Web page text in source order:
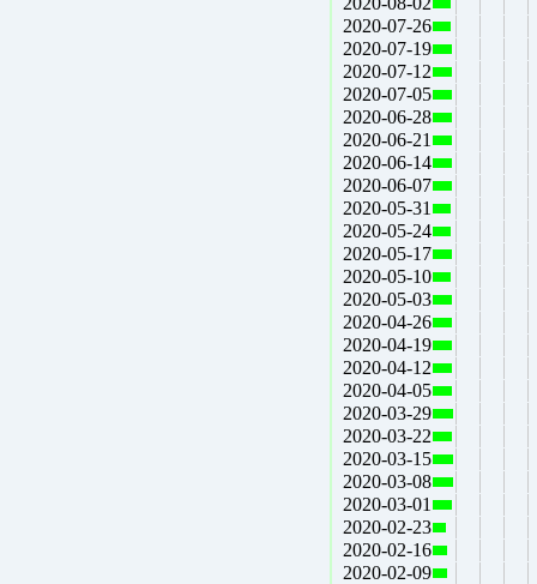
2020-07-26
2020-07-19
2020-07-12
2020-07-05
2020-06-28
2020-06-21
2020-06-14
2020-06-07
2020-05-31
2020-05-24
2020-05-17
2020-05-10
2020-05-03
2020-04-26
2020-04-19
2020-04-12
2020-04-05
2020-03-29
2020-03-22
2020-03-15
2020-03-08
2020-03-01
2020-02-23
2020-02-16
2020-02-09